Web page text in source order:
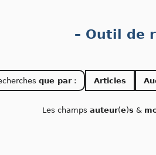
– Outil de
que par: Articles
Les champs auteur(e)s &